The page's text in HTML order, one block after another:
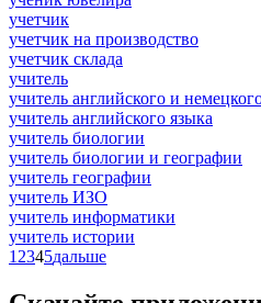
учетчик
учетчик на производство
учетчик склада
учитель
учитель английского и
учитель английского языка
учитель биологии
учитель биологии и географии
учитель географии
учитель ИЗО
учитель информатики
учитель истории
1 2345дальше